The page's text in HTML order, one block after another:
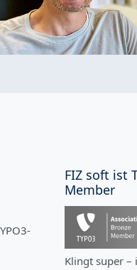
FIZ soft ist
Member
Klingt super –